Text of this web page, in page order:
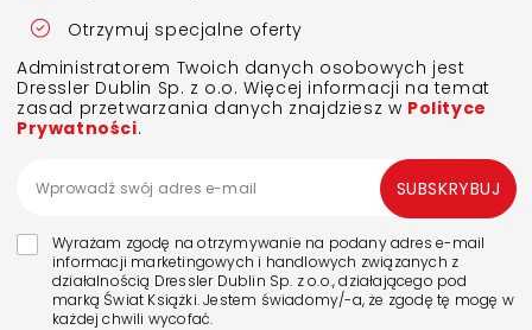
Otrzymuj specjalne oferty
Administratorem Twoich danych osobowych jest
Dressler Dublin Sp. z o.o. Więcej informacji na temat
zasad przetwarzania danych znajdziesz w Polityce
Prywatności.
Wyrażam zgodę na otrzymywanie na podany adres e-mail
informacji marketingowych i handlowych związanych z
działalnością Dressler Dublin Sp. z o.o., działającego pod
marką Świat Książki. Jestem świadomy/-a, że zgodę tę mogę w
każdej chwili wycofać.
SUBSKRYBUJ